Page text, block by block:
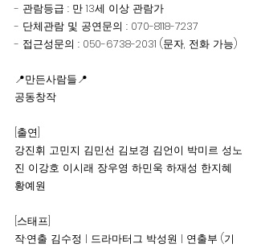
- 관람등급 : 만 13세 이상 관람가
- 단체관람 및 공연문의 : 070-8118-7237
- 접근성문의 : 050-6738-2031 (문자, 전화 가능)
📍만든사람들📍
공동창작
[출연]
강진휘 고민지 김민선 김보경 김언이 박미르 성노
진 이강호 이시래 장우영 하민욱 하재성 한지혜
황예원
[스태프]
작·연출 김수정 | 드라마터그 박성원 | 연출부 (기